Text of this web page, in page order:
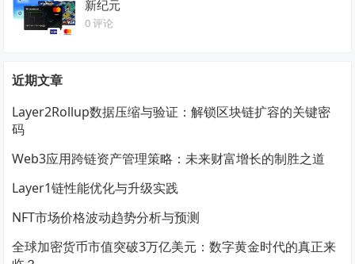
新纪元
0 评论
近期文章
Layer2Rollup数据压缩与验证：解锁区块链扩容的关键密
码
Web3应用跨链资产管理策略：未来财富增长的制胜之道
Layer1链性能优化与升级实践
NFT市场价格波动趋势分析与预测
全球加密货币市值突破3万亿美元：数字黄金时代的真正来